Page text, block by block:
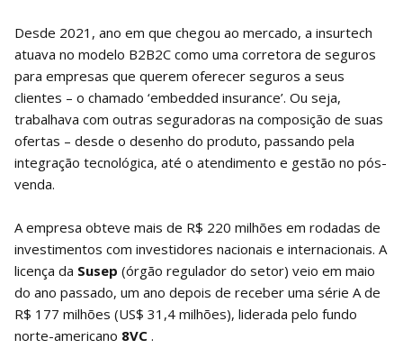
Desde 2021, ano em que chegou ao mercado, a insurtech
atuava no modelo B2B2C como uma corretora de seguros
para empresas que querem oferecer seguros a seus
clientes – o chamado ‘embedded insurance’. Ou seja,
trabalhava com outras seguradoras na composição de suas
ofertas – desde o desenho do produto, passando pela
integração tecnológica, até o atendimento e gestão no pós-
venda.
A empresa obteve mais de R$ 220 milhões em rodadas de
investimentos com investidores nacionais e internacionais. A
licença da Susep (órgão regulador do setor) veio em maio
do ano passado, um ano depois de receber uma série A de
R$ 177 milhões (US$ 31,4 milhões), liderada pelo fundo
norte-americano 8VC .